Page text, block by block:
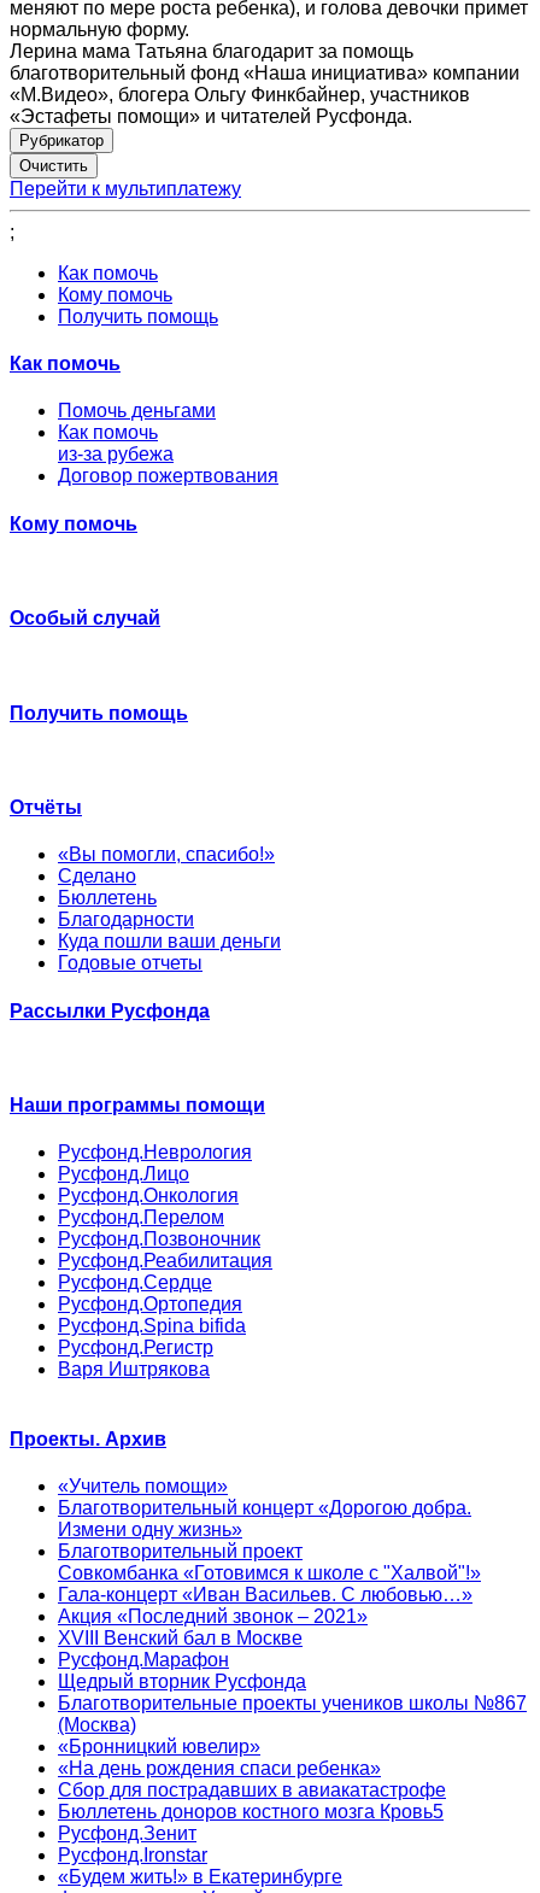
меняют по мере роста ребенка), и голова девочки примет
нормальную форму.
Лерина мама Татьяна благодарит за помощь
благотворительный фонд «Наша инициатива» компании
«М.Видео», блогера Ольгу Финкбайнер, участников
«Эстафеты помощи» и читателей Русфонда.
Рубрикатор
Перейти к мультиплатежу
;
Как помочь
Кому помочь
Получить помощь
Как помочь
Помочь деньгами
Как помочь
из-за рубежа
Договор пожертвования
Кому помочь
Особый случай
Получить помощь
Отчёты
«Вы помогли, спасибо!»
Сделано
Бюллетень
Благодарности
Куда пошли ваши деньги
Годовые отчеты
Рассылки Русфонда
Наши программы помощи
Русфонд.Неврология
Русфонд.Лицо
Русфонд.Онкология
Русфонд.Перелом
Русфонд.Позвоночник
Русфонд.Реабилитация
Русфонд.Сердце
Русфонд.Ортопедия
Русфонд.Spina bifida
Русфонд.Регистр
Варя Иштрякова
Проекты. Архив
«Учитель помощи»
Благотворительный концерт «Дорогою добра.
Измени одну жизнь»
Благотворительный проект
Совкомбанка «Готовимся к школе с "Халвой"!»
Гала-концерт «Иван Васильев. С любовью…»
Акция «Последний звонок – 2021»
XVIII Венский бал в Москве
Русфонд.Марафон
Щедрый вторник Русфонда
Благотворительные проекты учеников школы №867
(Москва)
«Бронницкий ювелир»
«На день рождения спаси ребенка»
Сбор для пострадавших в авиакатастрофе
Бюллетень доноров костного мозга Кровь5
Русфонд.Зенит
Русфонд.Ironstar
«Будем жить!» в Екатеринбурге